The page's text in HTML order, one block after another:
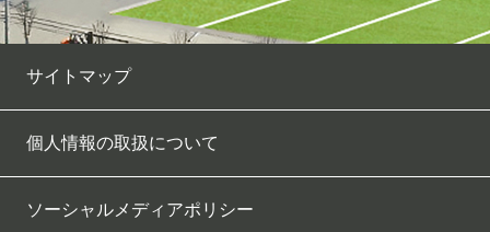
サイトマップ
個人情報の取扱について
ソーシャルメディアポリシー